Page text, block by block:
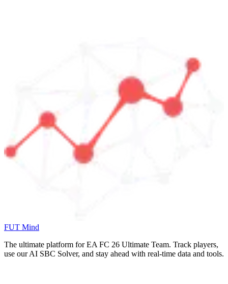
FUT Mind
The ultimate platform for EA FC 26 Ultimate Team. Track players,
use our AI SBC Solver, and stay ahead with real-time data and tools.